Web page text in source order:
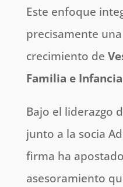
Este enfoque
precisamente
crecimiento de
Familia e Infancia
Bajo el liderazgo
junto a la socia
firma ha
asesoramiento